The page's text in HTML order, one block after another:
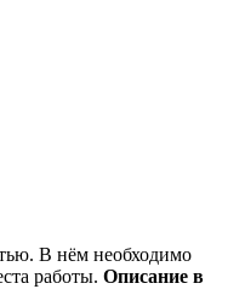
В нём необходимо
работы. Описание в